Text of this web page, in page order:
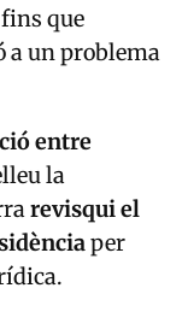
fins que
a un problema
entre
la
revisqui el
per